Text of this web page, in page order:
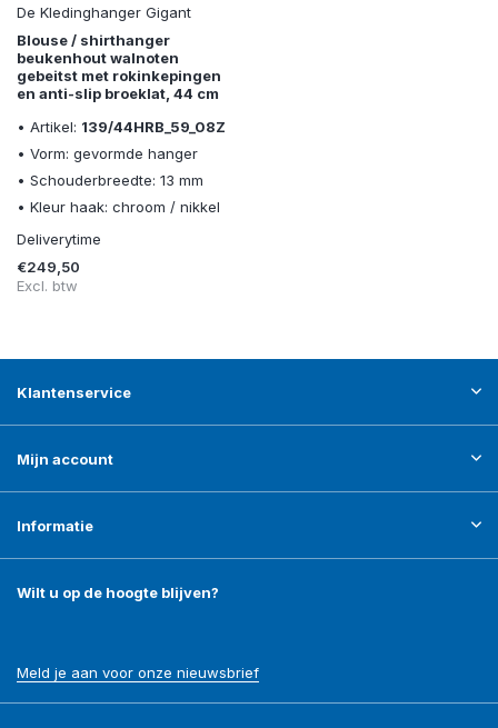
De Kledinghanger Gigant
Blouse / shirthanger
beukenhout walnoten
gebeitst met rokinkepingen
en anti-slip broeklat, 44 cm
• Artikel: 139/44HRB_59_08Z
• Vorm: gevormde hanger
• Schouderbreedte: 13 mm
• Kleur haak: chroom / nikkel
Deliverytime
€249,50
Excl. btw
Klantenservice
Mijn account
Informatie
Wilt u op de hoogte blijven?
Meld je aan voor onze nieuwsbrief